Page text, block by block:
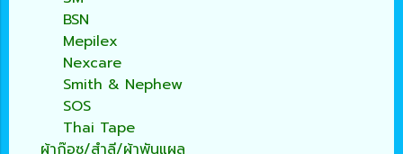
BSN
Mepilex
Nexcare
Smith & Nephew
SOS
Thai Tape
ผ้าก๊อซ/สำลี/ผ้าพันแผล